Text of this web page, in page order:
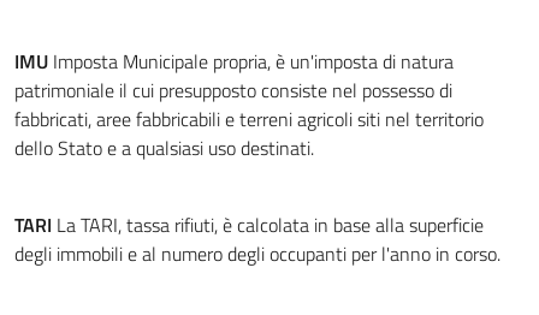
IMU Imposta Municipale propria, è un'imposta di natura
patrimoniale il cui presupposto consiste nel possesso di
fabbricati, aree fabbricabili e terreni agricoli siti nel territorio
dello Stato e a qualsiasi uso destinati.
TARI La TARI, tassa rifiuti, è calcolata in base alla superficie
degli immobili e al numero degli occupanti per l'anno in corso.